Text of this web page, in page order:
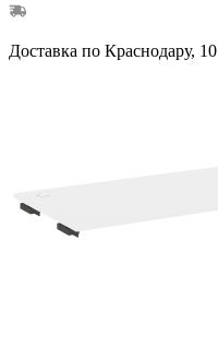
Доставка по Краснодару, 10